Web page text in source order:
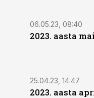
06.05.23, 08:40
2023. aasta
25.04.23, 14:47
2023. aasta